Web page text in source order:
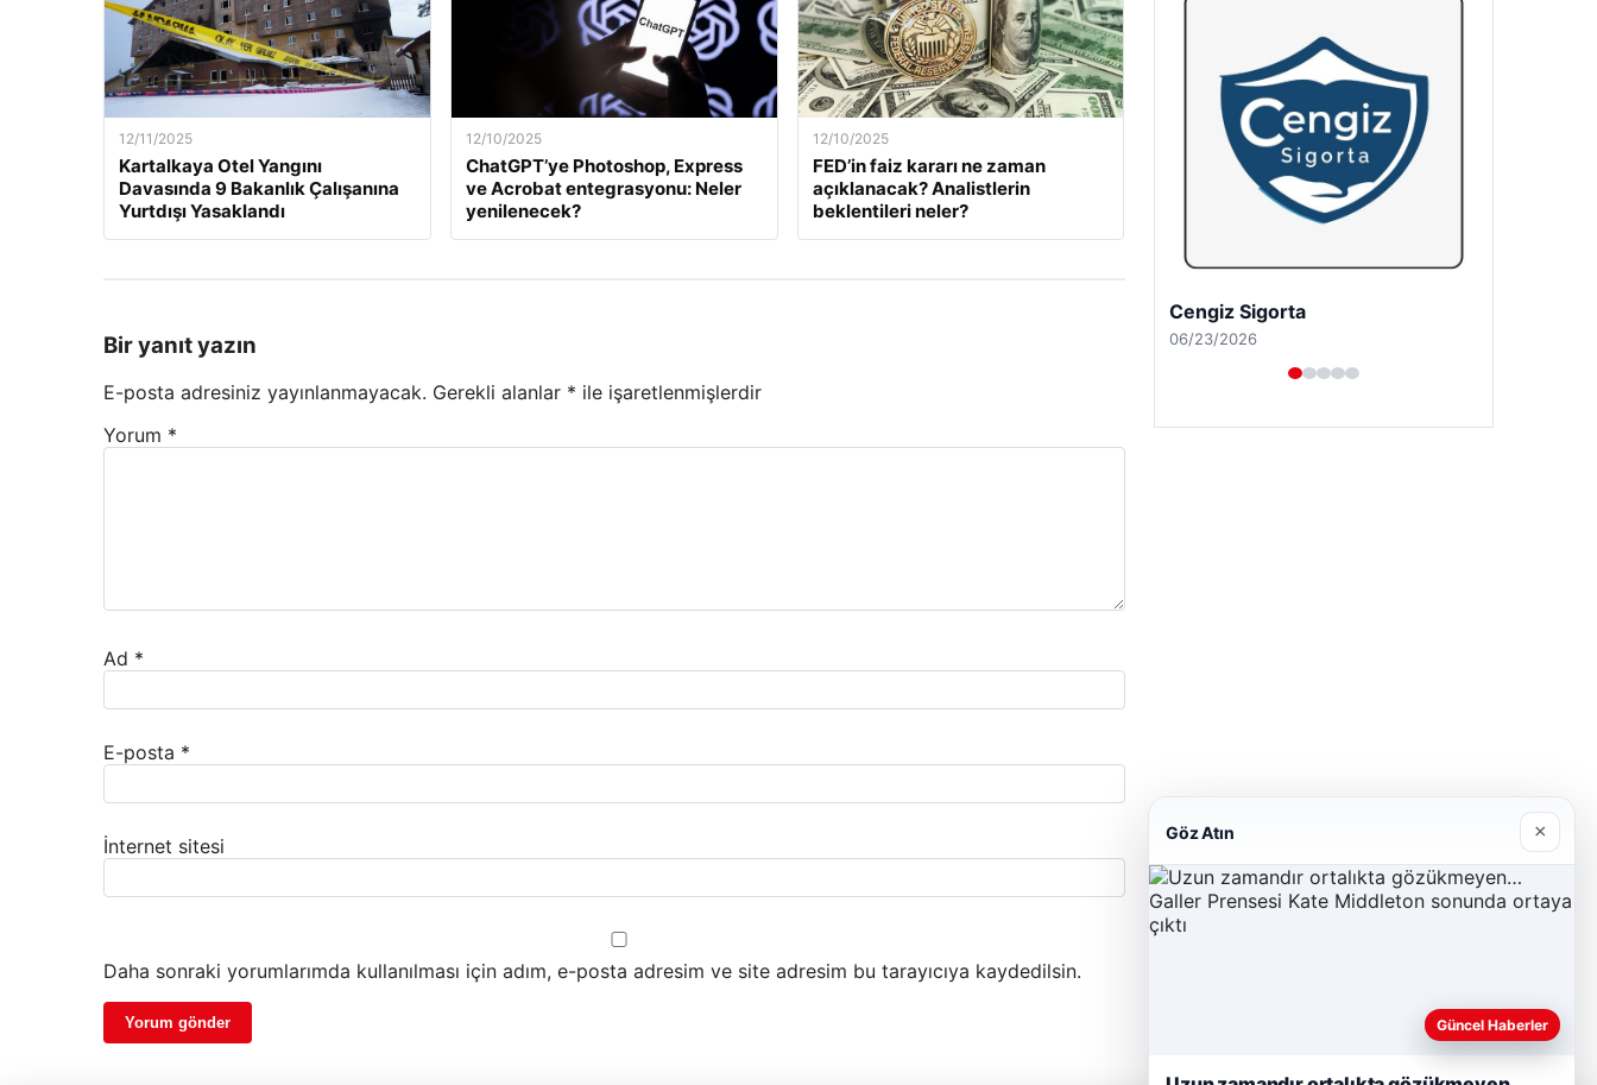
12/11/2025
Kartalkaya Otel Yangını
Davasında 9 Bakanlık Çalışanına
Yurtdışı Yasaklandı
12/10/2025
ChatGPT’ye Photoshop, Express
ve Acrobat entegrasyonu: Neler
yenilenecek?
12/10/2025
FED’in faiz kararı ne zaman
açıklanacak? Analistlerin
beklentileri neler?
Bir yanıt yazın
E-posta adresiniz yayınlanmayacak. Gerekli alanlar * ile işaretlenmişlerdir
Yorum *
Ad *
E-posta *
İnternet sitesi
Daha sonraki yorumlarımda kullanılması için adım, e-posta adresim ve site adresim bu tarayıcıya kaydedilsin.
Hastaş Beton
05/26/2026
Göz Atın ×
Güncel Haberler